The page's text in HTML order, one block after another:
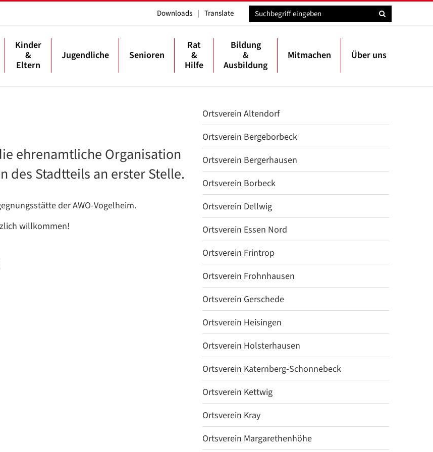
Downloads | Translate
Kinder
&
Eltern
Jugendliche Senioren
Rat
&
Hilfe
Bildung
&
Ausbildung
Mitmachen Über uns
ehrenamtliche Organisation
des Stadtteils an erster Stelle.
der AWO-Vogelheim.
willkommen!
Ortsverein Altendorf
Ortsverein Bergeborbeck
Ortsverein Bergerhausen
Ortsverein Borbeck
Ortsverein Dellwig
Ortsverein Essen Nord
Ortsverein Frintrop
Ortsverein Frohnhausen
Ortsverein Gerschede
Ortsverein Heisingen
Ortsverein Holsterhausen
Ortsverein Katernberg-Schonnebeck
Ortsverein Kettwig
Ortsverein Kray
Ortsverein Margarethenhöhe